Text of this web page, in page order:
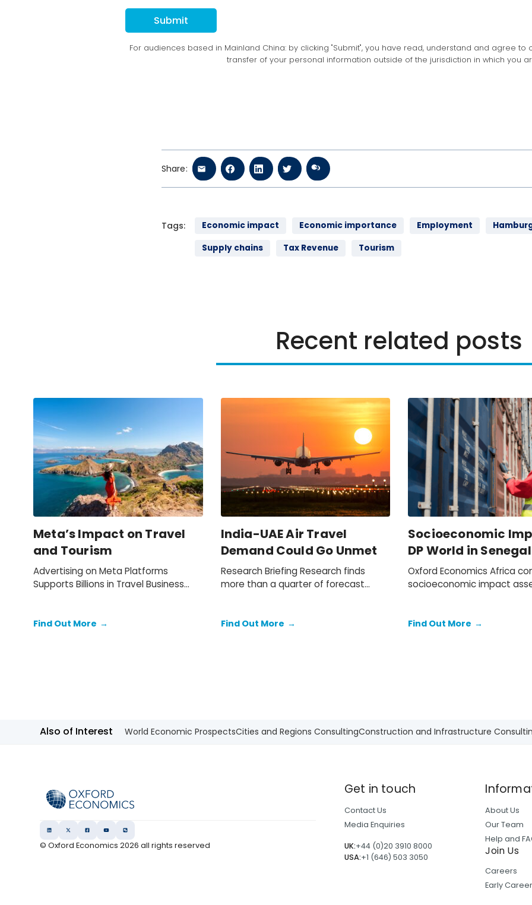
Share:
Tags: Economic impact Economic importance Employment
Supply chains
Tax Revenue Tourism
Recent related posts
Meta’s Impact on Travel
and Tourism
Advertising on Meta Platforms
Supports Billions in Travel Business
Find Out More →
India-UAE Air Travel
Demand Could Go Unmet
Research Briefing Research finds
more than a quarter of forecast
unfulfilled…
Find Out More →
Socioeconomic
DP World in Senegal
Oxford Economics Africa
socioeconomic impact
operations in Senegal,
Find Out More →
Also of Interest World Economic ProspectsCities and Regions ConsultingConstruction and Infrastructure
© Oxford Economics2026 all rights reserved
Get in touch
Contact Us
Media Enquiries
UK:+44 (0)20 3910 8000
USA:+1 (646) 503 3050
About Us
Our Team
Help and
Join Us
Careers
Early